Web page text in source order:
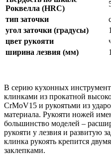
Роквелла (HRC)
тип заточки
угол заточки (градусы)
цвет рукояти
ширина лезвия (мм)
В серию кухонных
клинками из прокатной
CrMoV15 и рукоятьми из
материала. Рукояти ножей
большинство моделей –
рукояти у лезвия и развитую
клинка рукоять крепится
заклепками.